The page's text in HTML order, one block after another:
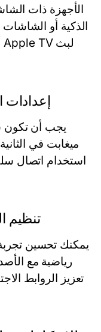
الأجهزة ذات
الذكية أو
إعدادات
ميغابت في
استخدام اتصال
تنظيم
يمكنك تحسين
رياضية مع
تعزيز الروابط